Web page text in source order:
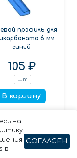
профиль для
6 мм
синий
105 ₽
шт
В корзину
на
в
СОГЛАСЕН